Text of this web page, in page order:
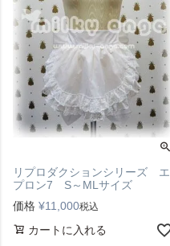
リプロダクションシリーズ エ
プロン7 S～MLサイズ
価格 ¥11,000税込
カートに入れる